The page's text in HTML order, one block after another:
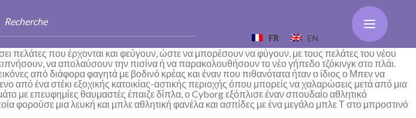
FR EN
Recherche
πελάτες που έρχονται και φεύγουν, ώστε να μπορέσουν να φύγουν, με τους πελάτες του νέου
να απολαύσουν την πισίνα ή να παρακολουθήσουν το νέο γήπεδο τζόκινγκ στο πλάι.
από διάφορα φαγητά με βοδινό κρέας και έναν που πιθανότατα ήταν ο ίδιος ο Μπεν να
από ένα στέκι εξοχικής κατοικίας-αστικής περιοχής όπου μπορείς να χαλαρώσεις μετά από μια
με επευφημίες θαυμαστές έπαιζε δίπλα, ο Cyborg εξόπλισε έναν σπουδαίο αθλητικό
φορούσε μια λευκή και μπλε αθλητική φανέλα και ασπίδες με ένα μεγάλο μπλε Τ στο μπροστινό